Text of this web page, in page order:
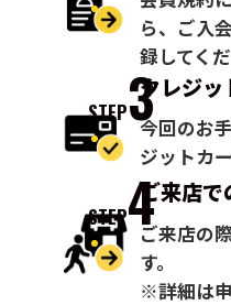
ら、ご入
録してくだ
STEP3クレジッ
今回のお
ジットカ
STEP4ご来店で
ご来店の
す。
※詳細は